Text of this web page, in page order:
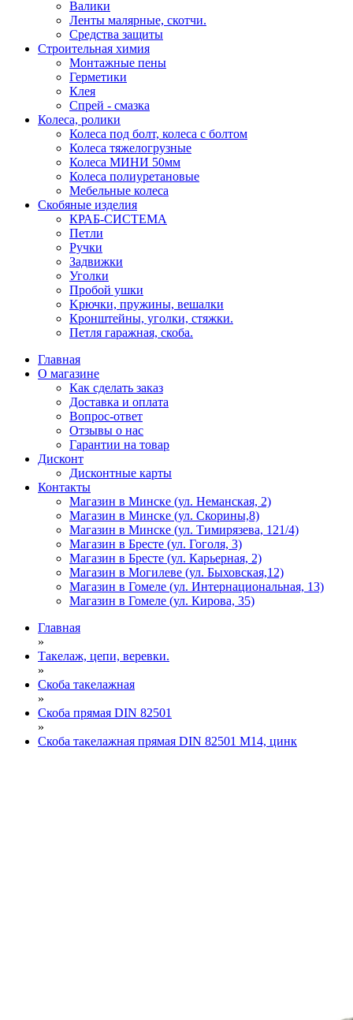
Валики
Ленты малярные, скотчи.
Средства защиты
Строительная химия
Монтажные пены
Герметики
Клея
Спрей - смазка
Колеса, ролики
Колеса под болт, колеса с болтом
Колеса тяжелогрузные
Колеса МИНИ 50мм
Колеса полиуретановые
Мебельные колеса
Скобяные изделия
КРАБ-СИСТЕМА
Петли
Ручки
Задвижки
Уголки
Пробой ушки
Kрючки, пружины, вешалки
Кронштейны, уголки, стяжки.
Петля гаражная, скоба.
Главная
О магазине
Как сделать заказ
Доставка и оплата
Вопрос-ответ
Отзывы о нас
Гарантии на товар
Дисконт
Дисконтные карты
Контакты
Магазин в Минске (ул. Неманская, 2)
Магазин в Минске (ул. Скорины,8)
Магазин в Минске (ул. Тимирязева, 121/4)
Магазин в Бресте (ул. Гоголя, 3)
Магазин в Бресте (ул. Карьерная, 2)
Магазин в Могилеве (ул. Быховская,12)
Магазин в Гомеле (ул. Интернациональная, 13)
Магазин в Гомеле (ул. Кирова, 35)
Главная
»
Такелаж, цепи, веревки.
»
Скоба такелажная
»
Скоба прямая DIN 82501
»
Скоба такелажная прямая DIN 82501 М14, цинк